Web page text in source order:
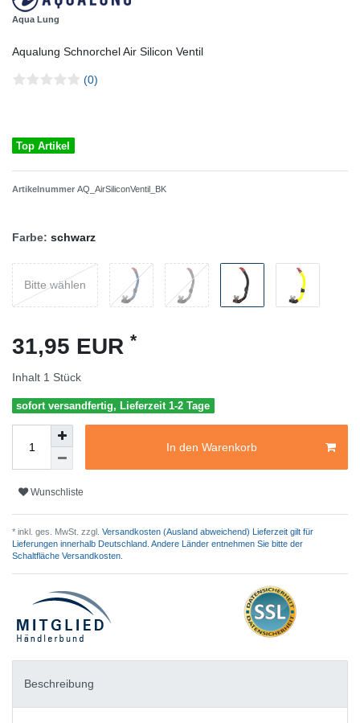
Aqua Lung
Aqualung Schnorchel Air Silicon Ventil
(0)
Top Artikel
Artikelnummer AQ_AirSiliconVentil_BK
Farbe: schwarz
Bitte wählen
31,95 EUR *
Inhalt 1 Stück
sofort versandfertig, Lieferzeit 1-2 Tage
In den Warenkorb
Wunschliste
* inkl. ges. MwSt. zzgl.
Versandkosten (Ausland abweichend) Lieferzeit gilt für
Lieferungen innerhalb Deutschland. Andere Länder entnehmen Sie bitte der
Schaltfläche Versandkosten.
Beschreibung